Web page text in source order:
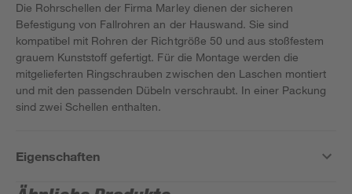
Die Rohrschellen der Firma Marley dienen der sicheren
Befestigung von Fallrohren an der Hauswand. Sie sind
kompatibel mit Rohren der Richtgröße 50 und aus stoßfestem
grauem Kunststoff gefertigt. Für die Montage werden die
mitgelieferten Ringschrauben zwischen den Laschen montiert
und mit den passenden Dübeln verschraubt. In einer Packung
sind zwei Schellen enthalten.
Eigenschaften